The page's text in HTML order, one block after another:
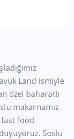
Land ismiyle
özel baharatlı
makarnamız
fast food
Soslu